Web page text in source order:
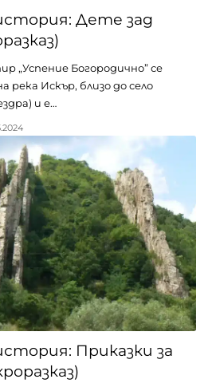
Дете зад
„Успение Богородично” се
река Искър, близо до село
и е…
Приказки за